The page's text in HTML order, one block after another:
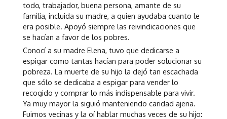
todo, trabajador, buena persona, amante de su
familia, incluida su madre, a quien ayudaba cuanto le
era posible. Apoyó siempre las reivindicaciones que
se hacían a favor de los pobres.
Conocí a su madre Elena, tuvo que dedicarse a
espigar como tantas hacían para poder solucionar su
pobreza. La muerte de su hijo la dejó tan escachada
que sólo se dedicaba a espigar para vender lo
recogido y comprar lo más indispensable para vivir.
Ya muy mayor la siguió manteniendo caridad ajena.
Fuimos vecinas y la oí hablar muchas veces de su hijo: